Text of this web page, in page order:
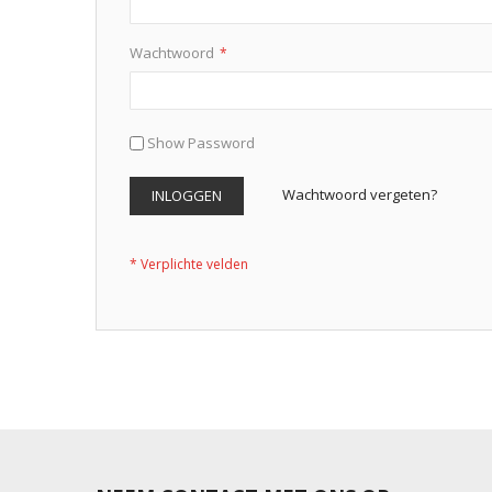
Wachtwoord
Show Password
INLOGGEN Wachtwoord vergeten?